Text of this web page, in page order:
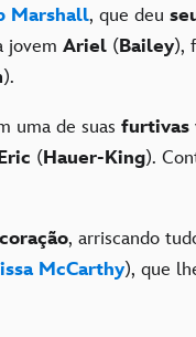
Marshall, que deu
jovem Ariel (Bailey),
).
uma de suas furtivas
(Hauer-King).
, arriscando
McCarthy), que